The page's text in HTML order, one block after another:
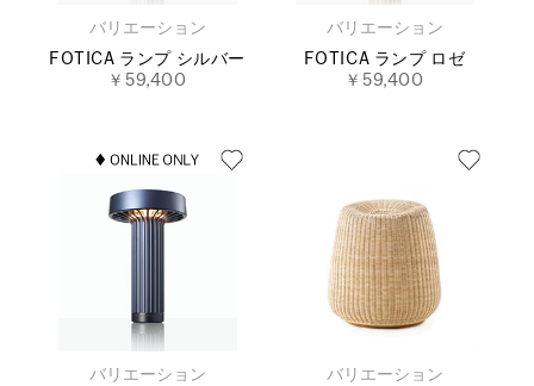
バリエーション
FOTICA ランプ シルバー
￥59,400
バリエーション
FOTICA ランプ ロゼ
￥59,400
バリエーション
バリエーション